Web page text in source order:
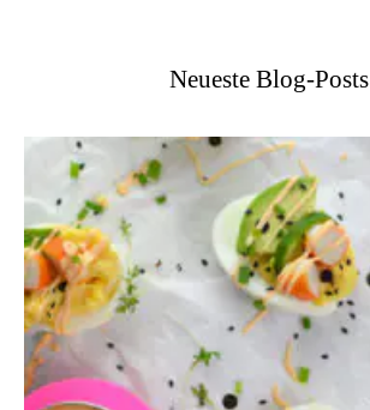
Neueste Blog-Posts